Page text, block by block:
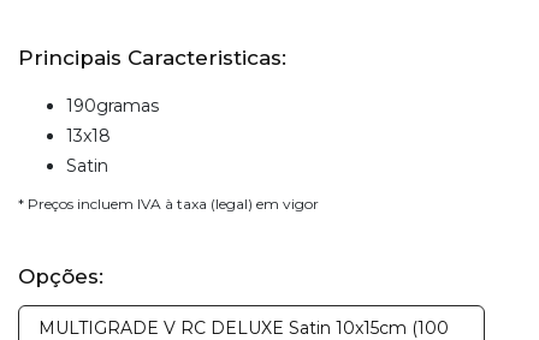
Principais Caracteristicas:
190gramas
13x18
Satin
* Preços incluem IVA à taxa (legal) em vigor
Opções:
MULTIGRADE V RC DELUXE Satin 10x15cm (100